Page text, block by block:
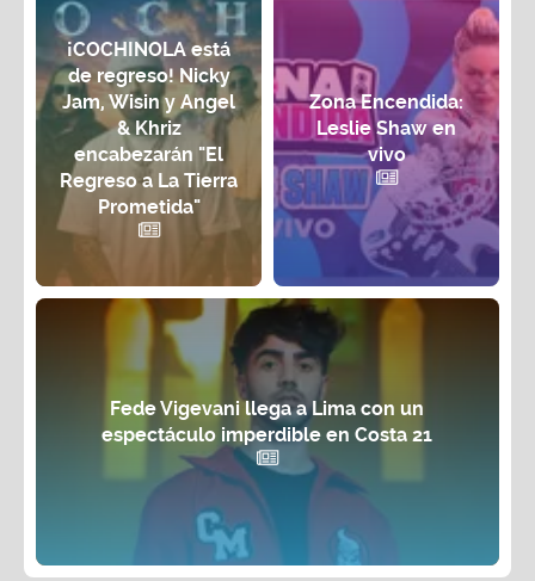
¡COCHINOLA está
de regreso! Nicky
Jam, Wisin y Angel
& Khriz
encabezarán "El
Regreso a La Tierra
Prometida"
Zona Encendida:
Leslie Shaw en
vivo
Fede Vigevani llega a Lima con un
espectáculo imperdible en Costa 21